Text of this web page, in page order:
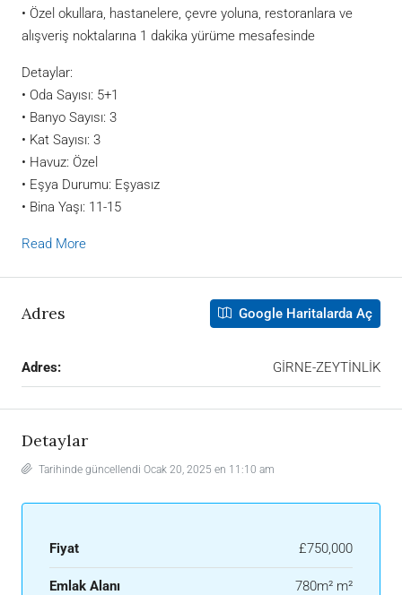
• Özel okullara, hastanelere, çevre yoluna, restoranlara ve
alışveriş noktalarına 1 dakika yürüme mesafesinde
Detaylar:
• Oda Sayısı: 5+1
• Banyo Sayısı: 3
• Kat Sayısı: 3
• Havuz: Özel
• Eşya Durumu: Eşyasız
• Bina Yaşı: 11-15
Read More
Adres Google Haritalarda Aç
Adres: GİRNE-ZEYTİNLİK
Detaylar
Tarihinde güncellendi Ocak 20, 2025 en 11:10 am
Fiyat £750,000
Emlak Alanı 780m² m²